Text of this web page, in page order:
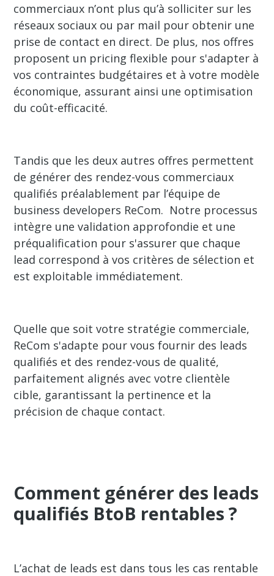
commerciaux n’ont plus qu’à solliciter sur les
réseaux sociaux ou par mail pour obtenir une
prise de contact en direct. De plus, nos offres
proposent un pricing flexible pour s'adapter à
vos contraintes budgétaires et à votre modèle
économique, assurant ainsi une optimisation
du coût-efficacité.
Tandis que les deux autres offres permettent
de générer des rendez-vous commerciaux
qualifiés préalablement par l’équipe de
business developers ReCom. Notre processus
intègre une validation approfondie et une
préqualification pour s'assurer que chaque
lead correspond à vos critères de sélection et
est exploitable immédiatement.
Quelle que soit votre stratégie commerciale,
ReCom s'adapte pour vous fournir des leads
qualifiés et des rendez-vous de qualité,
parfaitement alignés avec votre clientèle
cible, garantissant la pertinence et la
précision de chaque contact.
Comment générer des leads
qualifiés BtoB rentables ?
L’achat de leads est dans tous les cas rentable